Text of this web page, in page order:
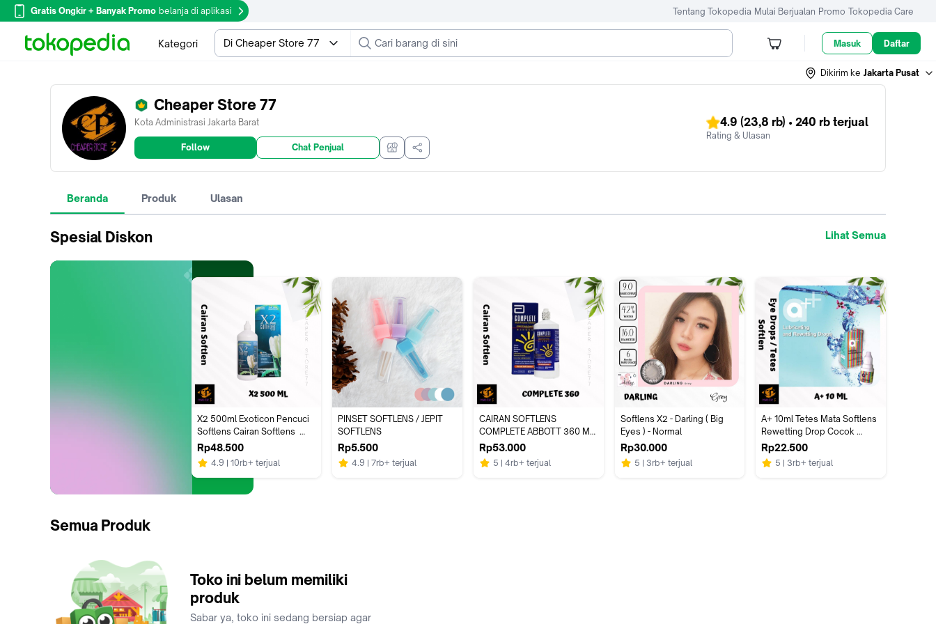
Gratis Ongkir + Banyak Promo belanja di aplikasi Tentang Tokopedia Mulai Berjualan Promo Tokopedia Care
Kategori Di Cheaper Store 77 Masuk Daftar
Dikirim ke Jakarta Pusat
Cheaper Store 77
Kota Administrasi Jakarta Barat
Follow Chat Penjual
4.9 (23,8 rb) • 240 rb terjual
Rating & Ulasan
Beranda Produk Ulasan
Spesial Diskon Lihat Semua
X2 500ml Exoticon Pencuci
Softlens Cairan Softlens
Best Seller Formula Baru
HPMC Delicate Moisture
Care System Untuk Semua
Desember 2028
Rp48.500
4.9 10rb+ terjual
PINSET SOFTLENS / JEPIT
SOFTLENS
Rp5.500
4.9 7rb+ terjual
CAIRAN SOFTLENS
COMPLETE ABBOTT 360 ML
MULTI PURPOSE SOLUTION
EXP OKTOBER 2027
Rp53.000
5 4rb+ terjual
Softlens X2 - Darling ( Big
Eyes ) - Normal
Rp30.000
5 3rb+ terjual
A+ 10ml Tetes Mata Softlens
Rewetting Drop Cocok
Untuk Segala Jenis Mata
Rp22.500
5 3rb+ terjual
Semua Produk
Toko ini belum memiliki
produk
Sabar ya, toko ini sedang bersiap agar